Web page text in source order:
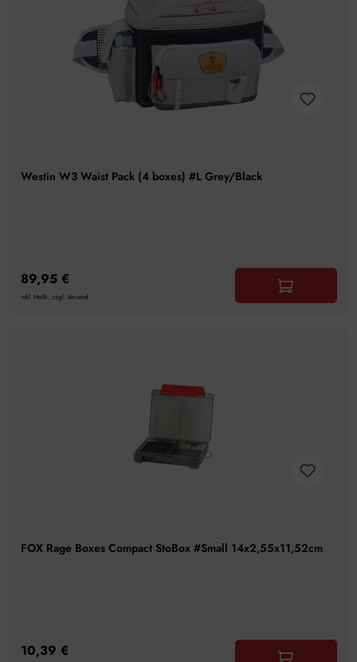
Westin W3 Waist Pack (4 boxes) #L Grey/Black
89,95 €
inkl. MwSt., zzgl. Versand
FOX Rage Boxes Compact StoBox #Small 14x2,55x11,52cm
10,39 €